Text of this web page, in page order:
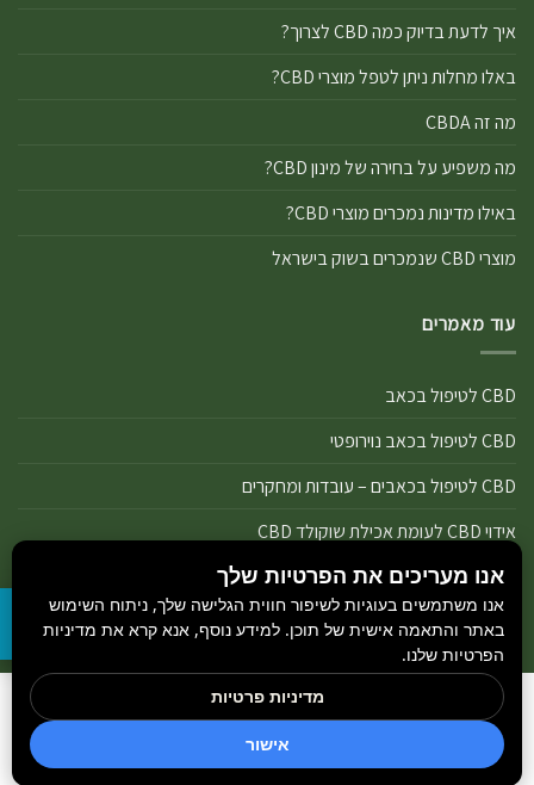
איך לדעת בדיוק כמה CBD לצרוך?
באלו מחלות ניתן לטפל מוצרי CBD?
מה זה CBDA
מה משפיע על בחירה של מינון CBD?
באילו מדינות נמכרים מוצרי CBD?
מוצרי CBD שנמכרים בשוק בישראל
עוד מאמרים
CBD לטיפול בכאב
CBD לטיפול בכאב נוירופטי
CBD לטיפול בכאבים – עובדות ומחקרים
אידוי CBD לעומת אכילת שוקולד CBD
אידוי נכון של מוצרי שמן ותפרחת CBD
אידוי שמן CBD או אידוי תפרחת CBD
הבלוג
כל הזכויות שמורות 2026 © GetCBDוהיצרנים הנמצאים באתר.
חדשות קנאביס
מקודם ע״יRank+ סוכן חכם לאתר
אנו מעריכים את הפרטיות שלך
אנו משתמשים בעוגיות לשיפור חווית הגלישה שלך, ניתוח השימוש
באתר והתאמה אישית של תוכן. למידע נוסף, אנא קרא את מדיניות
הפרטיות שלנו.
אישור
מדיניות פרטיות